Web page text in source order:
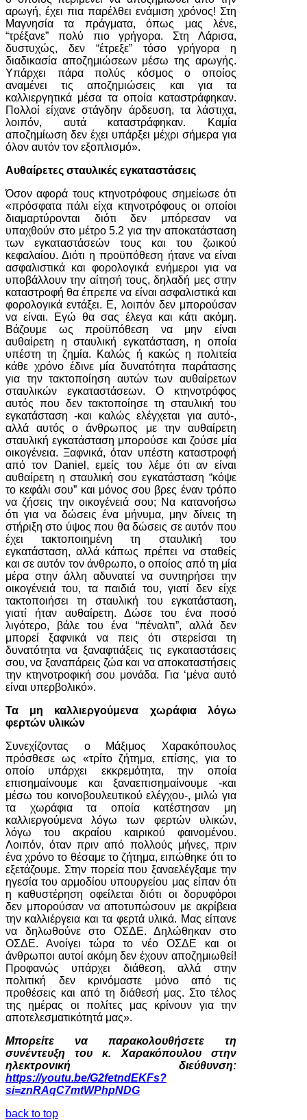
αρωγή, έχει πια παρέλθει ενάμιση χρόνος! Στη
Μαγνησία τα πράγματα, όπως μας λένε,
“τρέξανε” πολύ πιο γρήγορα. Στη Λάρισα,
δυστυχώς, δεν “έτρεξε” τόσο γρήγορα η
διαδικασία αποζημιώσεων μέσω της αρωγής.
Υπάρχει πάρα πολύς κόσμος ο οποίος
αναμένει τις αποζημιώσεις και για τα
καλλιεργητικά μέσα τα οποία καταστράφηκαν.
Πολλοί είχανε στάγδην άρδευση, τα λάστιχα,
λοιπόν, αυτά καταστράφηκαν. Καμία
αποζημίωση δεν έχει υπάρξει μέχρι σήμερα για
όλον αυτόν τον εξοπλισμό».
Αυθαίρετες σταυλικές εγκαταστάσεις
Όσον αφορά τους κτηνοτρόφους σημείωσε ότι
«πρόσφατα πάλι είχα κτηνοτρόφους οι οποίοι
διαμαρτύρονται διότι δεν μπόρεσαν να
υπαχθούν στο μέτρο 5.2 για την αποκατάσταση
των εγκαταστάσεών τους και του ζωικού
κεφαλαίου. Διότι η προϋπόθεση ήτανε να είναι
ασφαλιστικά και φορολογικά ενήμεροι για να
υποβάλλουν την αίτησή τους, δηλαδή μες στην
καταστροφή θα έπρεπε να είναι ασφαλιστικά και
φορολογικά εντάξει. Ε, λοιπόν δεν μπορούσαν
να είναι. Εγώ θα σας έλεγα και κάτι ακόμη.
Βάζουμε ως προϋπόθεση να μην είναι
αυθαίρετη η σταυλική εγκατάσταση, η οποία
υπέστη τη ζημία. Καλώς ή κακώς η πολιτεία
κάθε χρόνο έδινε μία δυνατότητα παράτασης
για την τακτοποίηση αυτών των αυθαίρετων
σταυλικών εγκαταστάσεων. Ο κτηνοτρόφος
αυτός που δεν τακτοποίησε τη σταυλική του
εγκατάσταση -και καλώς ελέγχεται για αυτό-,
αλλά αυτός ο άνθρωπος με την αυθαίρετη
σταυλική εγκατάσταση μπορούσε και ζούσε μία
οικογένεια. Ξαφνικά, όταν υπέστη καταστροφή
από τον Daniel, εμείς του λέμε ότι αν είναι
αυθαίρετη η σταυλική σου εγκατάσταση “κόψε
το κεφάλι σου” και μόνος σου βρες έναν τρόπο
να ζήσεις την οικογένειά σου; Να κατανοήσω
ότι για να δώσεις ένα μήνυμα, μην δίνεις τη
στήριξη στο ύψος που θα δώσεις σε αυτόν που
έχει τακτοποιημένη τη σταυλική του
εγκατάσταση, αλλά κάπως πρέπει να σταθείς
και σε αυτόν τον άνθρωπο, ο οποίος από τη μία
μέρα στην άλλη αδυνατεί να συντηρήσει την
οικογένειά του, τα παιδιά του, γιατί δεν είχε
τακτοποιήσει τη σταυλική του εγκατάσταση,
γιατί ήταν αυθαίρετη. Δώσε του ένα ποσό
λιγότερο, βάλε του ένα “πέναλτι”, αλλά δεν
μπορεί ξαφνικά να πεις ότι στερείσαι τη
δυνατότητα να ξαναφτιάξεις τις εγκαταστάσεις
σου, να ξαναπάρεις ζώα και να αποκαταστήσεις
την κτηνοτροφική σου μονάδα. Για ‘μένα αυτό
είναι υπερβολικό».
Τα μη καλλιεργούμενα χωράφια λόγω
φερτών υλικών
Συνεχίζοντας ο Μάξιμος Χαρακόπουλος
πρόσθεσε ως «τρίτο ζήτημα, επίσης, για το
οποίο υπάρχει εκκρεμότητα, την οποία
επισημαίνουμε και ξαναεπισημαίνουμε -και
μέσω του κοινοβουλευτικού ελέγχου-, μιλώ για
τα χωράφια τα οποία κατέστησαν μη
καλλιεργούμενα λόγω των φερτών υλικών,
λόγω του ακραίου καιρικού φαινομένου.
Λοιπόν, όταν πριν από πολλούς μήνες, πριν
ένα χρόνο το θέσαμε το ζήτημα, ειπώθηκε ότι το
εξετάζουμε. Στην πορεία που ξαναελέγξαμε την
ηγεσία του αρμοδίου υπουργείου μας είπαν ότι
η καθυστέρηση οφείλεται διότι οι δορυφόροι
δεν μπορούσαν να αποτυπώσουν με ακρίβεια
την καλλιέργεια και τα φερτά υλικά. Μας είπανε
να δηλωθούνε στο ΟΣΔΕ. Δηλώθηκαν στο
ΟΣΔΕ. Ανοίγει τώρα το νέο ΟΣΔΕ και οι
άνθρωποι αυτοί ακόμη δεν έχουν αποζημιωθεί!
Προφανώς υπάρχει διάθεση, αλλά στην
πολιτική δεν κρινόμαστε μόνο από τις
προθέσεις και από τη διάθεσή μας. Στο τέλος
της ημέρας οι πολίτες μας κρίνουν για την
αποτελεσματικότητά μας».
Μπορείτε να παρακολουθήσετε τη
συνέντευξη του κ. Χαρακόπουλου στην
ηλεκτρονική διεύθυνση:
https://youtu.be/G2fetndEKFs?
si=znRAqC7mtWPhpNDG
back to top